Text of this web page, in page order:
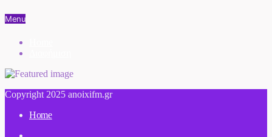
Menu
Copyright 2025 anoixifm.gr
Home